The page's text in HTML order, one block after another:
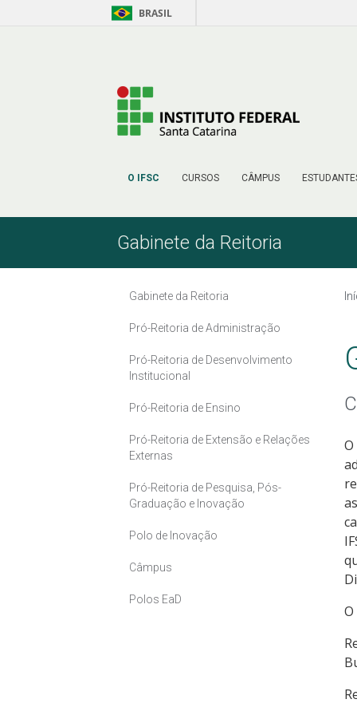
Pular para o Conteúdo BRASIL
O IFSC CURSOS CÂMPUS
Gabinete da Reitoria
Gabinete da Reitoria
Pró-Reitoria de Administração
Pró-Reitoria de Desenvolvimento
Institucional
Pró-Reitoria de Ensino
Pró-Reitoria de Extensão e Relações
Externas
Pró-Reitoria de Pesquisa, Pós-
Graduação e Inovação
Polo de Inovação
Câmpus
Polos EaD